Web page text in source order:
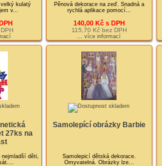
kulatý
v...
Pěnová dekorace na zeď. Snadná a
rychlá aplikace pomocí...
140,00 Kč s DPH
115,70 Kč bez DPH
... více informací
27ks na
děti,
Samolepící obrázky Barbie
Samolepicí dětská dekorace.
Omyvatelná. Obrázky lze...